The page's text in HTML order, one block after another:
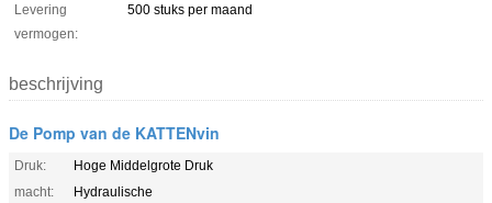
Levering
vermogen:
500 stuks per maand
beschrijving
De Pomp van de KATTENvin
Druk:
Hoge Middelgrote Druk
macht:
Hydraulische